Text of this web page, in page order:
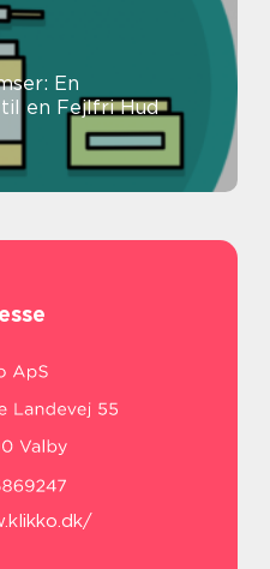
En
til en Fejlfri Hud